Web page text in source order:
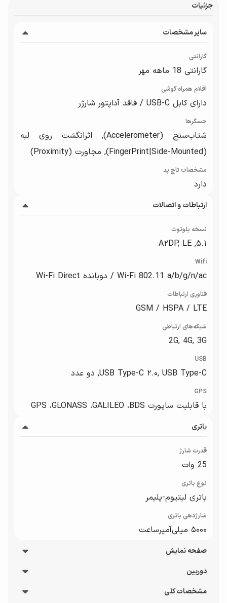
جزئیات
سایر مشخصات
گارانتی
گارانتی 18 ماهه مهر
اقلام همراه گوشی
دارای کابل USB-C / فاقد آداپتور شارژر
حسگرها
شتاب‌سنج (Accelerometer), اثرانگشت روی لبه
(FingerPrint|Side-Mounted), مجاورت (Proximity)
مشخصات تاچ پد
دارد
ارتباطات و اتصالات
نسخه بلوتوث
۵.۱, A۲DP, LE
Wifi
Wi-Fi 802.11 a/b/g/n/ac / دوبانده Wi-Fi Direct
فناوری ارتباطات
GSM / HSPA / LTE
شبکه‌های ارتباطی
2G, 4G, 3G
USB
USB Type-C ۲.۰, USB Type-C, دو عدد
GPS
با قابلیت ساپورت GPS ،GLONASS ،GALILEO ،BDS
باتری
قدرت شارژ
25 وات
نوع باتری
باتری لیتیوم‌-پلیمر
شارژدهی باتری
۵۰۰۰ میلی‌آمپرساعت
صفحه نمایش
تعداد رنگ
16 میلیون
دوربین
دوربین های پشت گوشی
مشخصات کلی